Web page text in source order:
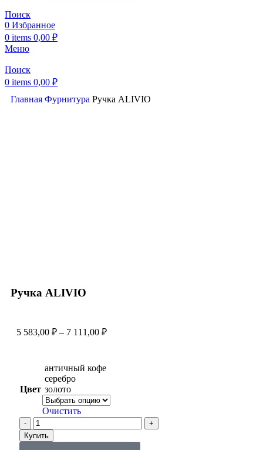
Поиск
0 Избранное
0 items 0,00 ₽
Меню
Поиск
0 items 0,00 ₽
Главная Фурнитура Ручка ALIVIO
Ручка ALIVIO
5 583,00 ₽ – 7 111,00 ₽
Цвет
античный кофе
серебро
золото
Очистить
Купить